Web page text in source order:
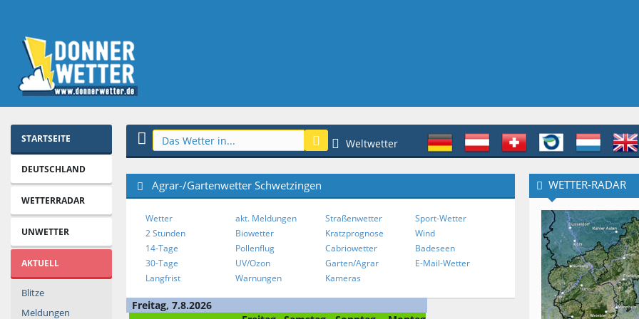
STARTSEITE
DEUTSCHLAND
WETTERRADAR
UNWETTER
AKTUELL
Blitze
Meldungen
Weltwetter
Agrar-/Gartenwetter Schwetzingen
Wetter
2 Stunden
14-Tage
30-Tage
Langfrist
akt. Meldungen
Biowetter
Pollenflug
UV/Ozon
Warnungen
Straßenwetter
Kratzprognose
Cabriowetter
Garten/Agrar
Kameras
Sport-Wetter
Wind
Badeseen
E-Mail-Wetter
Freitag, 7.8.2026
WETTER-RADAR